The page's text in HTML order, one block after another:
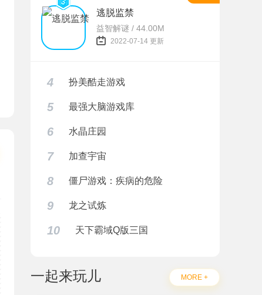
逃脱监禁
益智解谜 / 44.00M
2022-07-14 更新
4 扮美酷走游戏
5 最强大脑游戏库
6 水晶庄园
7 加查宇宙
8 僵尸游戏：疾病的危险
9 龙之试炼
10 天下霸域Q版三国
一起来玩儿 MORE +